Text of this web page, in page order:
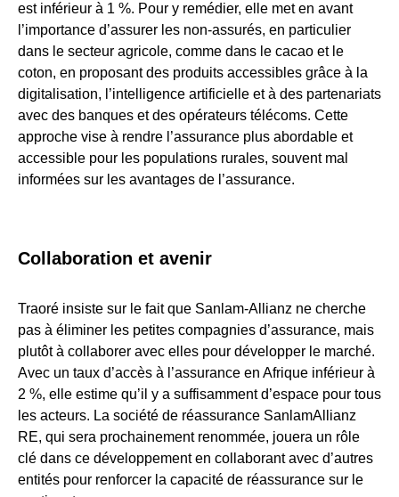
est inférieur à 1 %. Pour y remédier, elle met en avant
l’importance d’assurer les non-assurés, en particulier
dans le secteur agricole, comme dans le cacao et le
coton, en proposant des produits accessibles grâce à la
digitalisation, l’intelligence artificielle et à des partenariats
avec des banques et des opérateurs télécoms. Cette
approche vise à rendre l’assurance plus abordable et
accessible pour les populations rurales, souvent mal
informées sur les avantages de l’assurance.
Collaboration et avenir
Traoré insiste sur le fait que Sanlam-Allianz ne cherche
pas à éliminer les petites compagnies d’assurance, mais
plutôt à collaborer avec elles pour développer le marché.
Avec un taux d’accès à l’assurance en Afrique inférieur à
2 %, elle estime qu’il y a suffisamment d’espace pour tous
les acteurs. La société de réassurance SanlamAllianz
RE, qui sera prochainement renommée, jouera un rôle
clé dans ce développement en collaborant avec d’autres
entités pour renforcer la capacité de réassurance sur le